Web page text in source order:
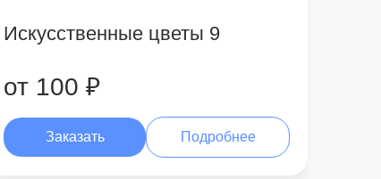
Искусственные цветы 9
от 100 ₽
Заказать Подробнее